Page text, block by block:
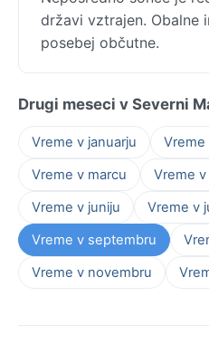
državi vztrajen. Obalne
posebej občutne.
Drugi meseci v Severni
Vreme v januarju
Vreme
Vreme v marcu
Vreme v
Vreme v juniju
Vreme v
Vreme v septembru
Vreme v novembru